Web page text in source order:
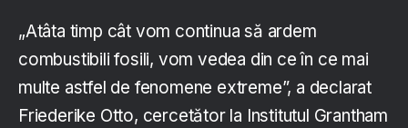
„Atâta timp cât vom continua să ardem
combustibili fosili, vom vedea din ce în ce mai
multe astfel de fenomene extreme”, a declarat
Friederike Otto, cercetător la Institutul Grantham